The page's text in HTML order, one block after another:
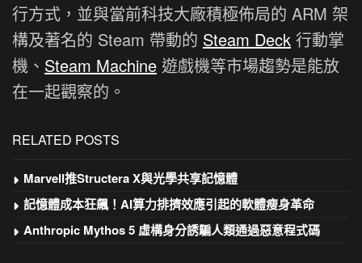
行方式，並與當前科技大廠積極佈局的 ARM 架
構及著名的 Steam 帶動的 Steam Deck 行動掌
機、 Steam Machine 遊戲機等市場趨勢是能放
在一起觀察的。
RELATED POSTS
Marvell推Structera X與光學共享記憶體
記憶體成本狂飆！AI算力排擠效應引起的軟體瘦身革命
Anthropic Mythos 5 虛構身分誘騙人類通過惡意程式碼